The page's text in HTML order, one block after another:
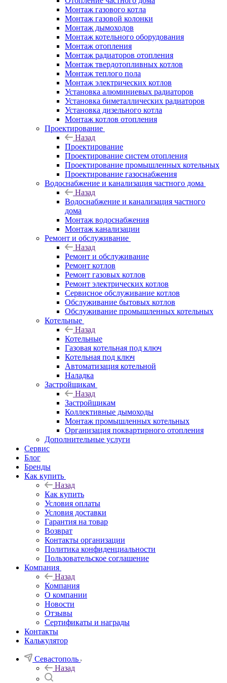
Монтаж газового котла
Монтаж газовой колонки
Монтаж дымоходов
Монтаж котельного оборудования
Монтаж отопления
Монтаж радиаторов отопления
Монтаж твердотопливных котлов
Монтаж теплого пола
Монтаж электрических котлов
Установка алюминиевых радиаторов
Установка биметаллических радиаторов
Установка дизельного котла
Монтаж котлов отопления
Проектирование
Назад
Проектирование
Проектирование систем отопления
Проектирование промышленных котельных
Проектирование газоснабжения
Водоснабжение и канализация частного дома
Назад
Водоснабжение и канализация частного
дома
Монтаж водоснабжения
Монтаж канализации
Ремонт и обслуживание
Назад
Ремонт и обслуживание
Ремонт котлов
Ремонт газовых котлов
Ремонт электрических котлов
Сервисное обслуживание котлов
Обслуживание бытовых котлов
Обслуживание промышленных котельных
Котельные
Назад
Котельные
Газовая котельная под ключ
Котельная под ключ
Автоматизация котельной
Наладка
Застройщикам
Назад
Застройщикам
Коллективные дымоходы
Монтаж промышленных котельных
Организация поквартирного отопления
Дополнительные услуги
Сервис
Блог
Бренды
Как купить
Назад
Как купить
Условия оплаты
Условия доставки
Гарантия на товар
Возврат
Контакты организации
Политика конфиденциальности
Пользовательское соглашение
Компания
Назад
Компания
О компании
Новости
Отзывы
Сертификаты и награды
Контакты
Калькулятор
Севастополь
Назад